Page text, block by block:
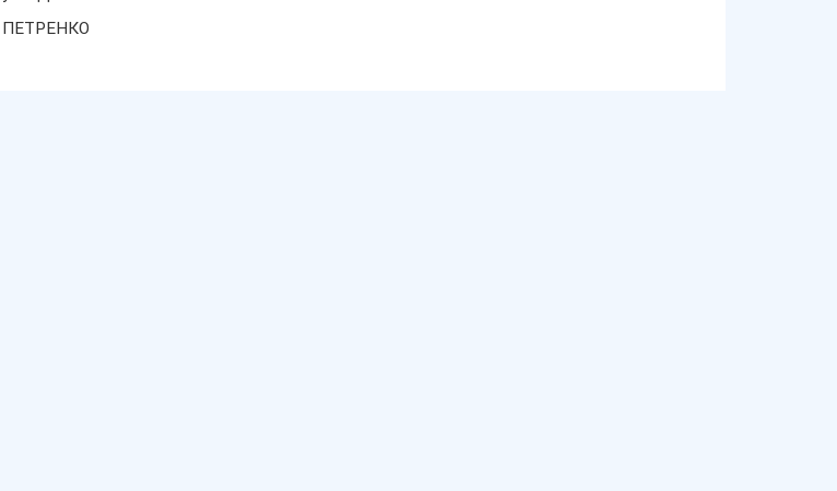
ПЕТРЕНКО